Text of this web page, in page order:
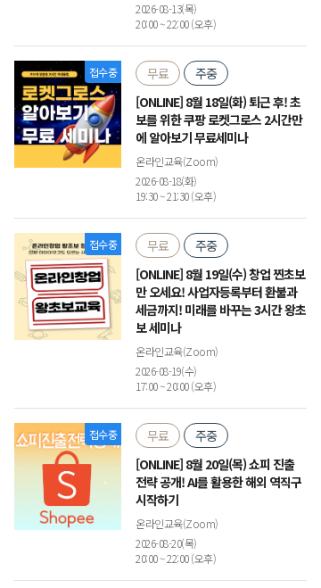
2026-08-13(목)
20:00 ~ 22:00 (오후)
접수중 무료
주중
[ONLINE] 8월 18일(화) 퇴근 후! 초
보를 위한 쿠팡 로켓그로스 2시간만
에 알아보기 무료세미나
온라인교육(Zoom)
2026-08-18(화)
19:30 ~ 21:30 (오후)
접수중 무료
주중
[ONLINE] 8월 19일(수) 창업 찐초보
만 오세요! 사업자등록부터 환불과
세금까지! 미래를 바꾸는 3시간 왕초
보 세미나
온라인교육(Zoom)
2026-08-19(수)
17:00 ~ 20:00 (오후)
접수중 무료
주중
[ONLINE] 8월 20일(목) 쇼피 진출
전략 공개! AI를 활용한 해외 역직구
시작하기
온라인교육(Zoom)
2026-08-20(목)
20:00 ~ 22:00 (오후)